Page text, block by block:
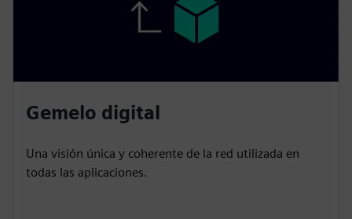
Gemelo digital
Una visión única y coherente de la red utilizada en
todas las aplicaciones.